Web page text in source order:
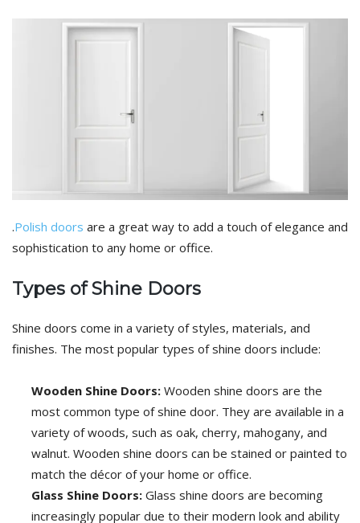
.Polish doors are a great way to add a touch of elegance and
sophistication to any home or office.
Types of Shine Doors
Shine doors come in a variety of styles, materials, and
finishes. The most popular types of shine doors include:
Wooden Shine Doors: Wooden shine doors are the
most common type of shine door. They are available in a
variety of woods, such as oak, cherry, mahogany, and
walnut. Wooden shine doors can be stained or painted to
match the décor of your home or office.
Glass Shine Doors: Glass shine doors are becoming
increasingly popular due to their modern look and ability